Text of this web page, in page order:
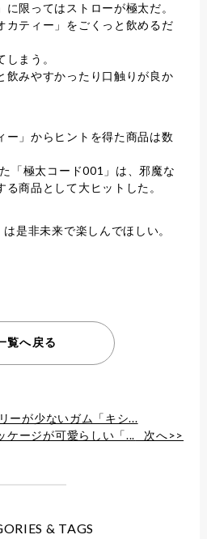
限ってはストローが極太だ。
カティー」をごくっと飲めるだ
まう。
飲みやすかったり口触りが良か
ー」からヒントを得た商品は数
「極太コード001」は、邪魔な
商品として大ヒットした。
是非未来で楽しんでほしい。
覧へ戻る
ーが少ないガム「キシ...
ケージが可愛らしい「... 次へ>>
& TAGS